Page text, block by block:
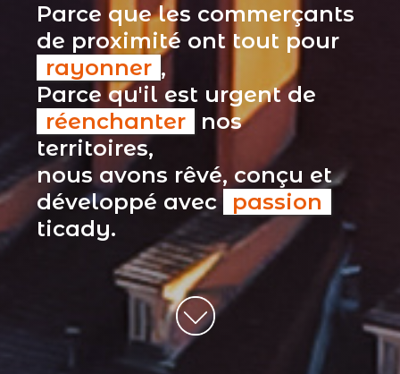
Parce que les commerçants
de proximité ont tout pour
rayonner ,
Parce qu'il est urgent de
réenchanter
nos
territoires,
nous avons rêvé, conçu et
développé avec passion
ticady.